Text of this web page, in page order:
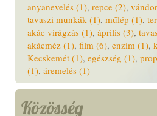
anyanevelés (1), repce (2),
tavaszi munkák (1), műlép (1),
akác virágzás (1), április (3),
akácméz (1), film (6), enzim (1),
Kecskemét (1), egészség (1),
(1), áremelés (1)
Közösség